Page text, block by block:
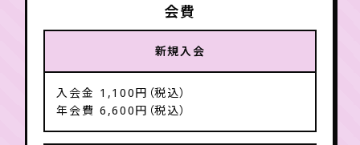
会費
新規入会
入会金 1,100円（税込）
年会費 6,600円（税込）